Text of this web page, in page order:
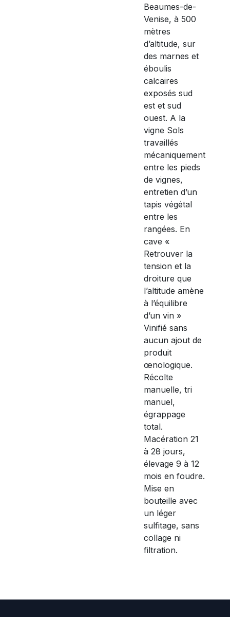
Beaumes-de-
Venise, à 500
mètres
d’altitude, sur
des marnes et
éboulis
calcaires
exposés sud
est et sud
ouest. A la
vigne Sols
travaillés
mécaniquement
entre les pieds
de vignes,
entretien d’un
tapis végétal
entre les
rangées. En
cave «
Retrouver la
tension et la
droiture que
l’altitude amène
à l’équilibre
d’un vin »
Vinifié sans
aucun ajout de
produit
œnologique.
Récolte
manuelle, tri
manuel,
égrappage
total.
Macération 21
à 28 jours,
élevage 9 à 12
mois en foudre.
Mise en
bouteille avec
un léger
sulfitage, sans
collage ni
filtration.